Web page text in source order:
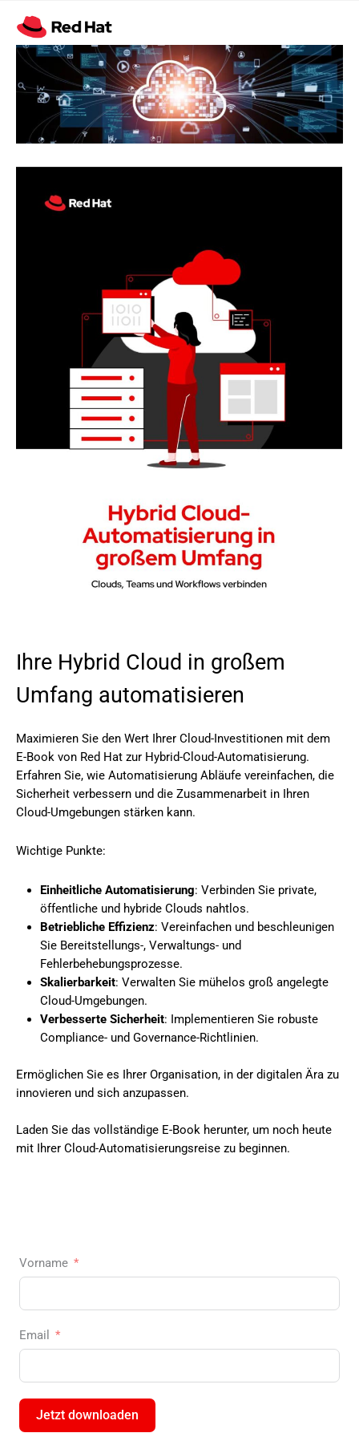
Ihre Hybrid Cloud in großem
Umfang automatisieren
Maximieren Sie den Wert Ihrer Cloud-Investitionen mit dem
E-Book von Red Hat zur Hybrid-Cloud-Automatisierung.
Erfahren Sie, wie Automatisierung Abläufe vereinfachen, die
Sicherheit verbessern und die Zusammenarbeit in Ihren
Cloud-Umgebungen stärken kann.
Wichtige Punkte:
Einheitliche Automatisierung: Verbinden Sie private,
öffentliche und hybride Clouds nahtlos.
Betriebliche Effizienz: Vereinfachen und beschleunigen
Sie Bereitstellungs-, Verwaltungs- und
Fehlerbehebungsprozesse.
Skalierbarkeit: Verwalten Sie mühelos groß angelegte
Cloud-Umgebungen.
Verbesserte Sicherheit: Implementieren Sie robuste
Compliance- und Governance-Richtlinien.
Ermöglichen Sie es Ihrer Organisation, in der digitalen Ära zu
innovieren und sich anzupassen.
Laden Sie das vollständige E-Book herunter, um noch heute
mit Ihrer Cloud-Automatisierungsreise zu beginnen.
Vorname
Email
Jetzt downloaden